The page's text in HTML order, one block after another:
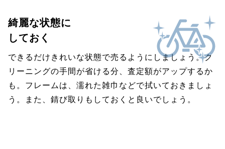
綺麗な状態に
しておく
できるだけきれいな状態で売るようにしましょう。ク
リーニングの手間が省ける分、査定額がアップするか
も。フレームは、濡れた雑巾などで拭いておきましょ
う。また、錆び取りもしておくと良いでしょう。